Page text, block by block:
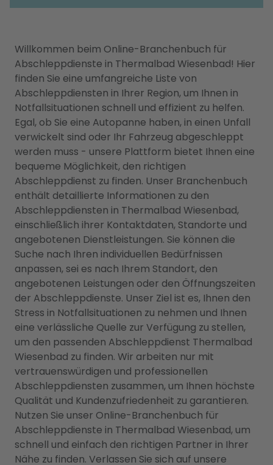
Willkommen beim Online-Branchenbuch für
Abschleppdienste in Thermalbad Wiesenbad! Hier
finden Sie eine umfangreiche Liste von
Abschleppdiensten in Ihrer Region, um Ihnen in
Notfallsituationen schnell und effizient zu helfen.
Egal, ob Sie eine Autopanne haben, in einen Unfall
verwickelt sind oder Ihr Fahrzeug abgeschleppt
werden muss - unsere Plattform bietet Ihnen eine
bequeme Möglichkeit, den richtigen
Abschleppdienst zu finden. Unser Branchenbuch
enthält detaillierte Informationen zu den
Abschleppdiensten in Thermalbad Wiesenbad,
einschließlich ihrer Kontaktdaten, Standorte und
angebotenen Dienstleistungen. Sie können die
Suche nach Ihren individuellen Bedürfnissen
anpassen, sei es nach Ihrem Standort, den
angebotenen Leistungen oder den Öffnungszeiten
der Abschleppdienste. Unser Ziel ist es, Ihnen den
Stress in Notfallsituationen zu nehmen und Ihnen
eine verlässliche Quelle zur Verfügung zu stellen,
um den passenden Abschleppdienst Thermalbad
Wiesenbad zu finden. Wir arbeiten nur mit
vertrauenswürdigen und professionellen
Abschleppdiensten zusammen, um Ihnen höchste
Qualität und Kundenzufriedenheit zu garantieren.
Nutzen Sie unser Online-Branchenbuch für
Abschleppdienste in Thermalbad Wiesenbad, um
schnell und einfach den richtigen Partner in Ihrer
Nähe zu finden. Verlassen Sie sich auf unsere